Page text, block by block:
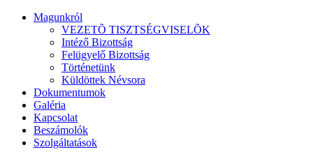
Magunkról
VEZETÕ TISZTSÉGVISELÕK
Intéző Bizottság
Felügyelő Bizottság
Történetünk
Küldöttek Névsora
Dokumentumok
Galéria
Kapcsolat
Beszámolók
Szolgáltatások